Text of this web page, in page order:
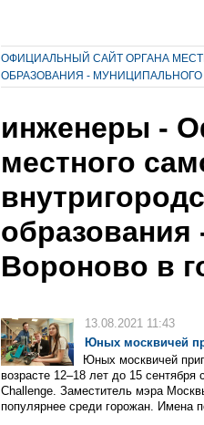
ОФИЦИАЛЬНЫЙ САЙТ ОРГАНА
ОБРАЗОВАНИЯ -
инженеры -
местного
образования
Вороново в
13.08.2021 11:43
Юных москвичей
Юных москвичей
возрасте 12–18 лет до 15 сентября
Challenge. Заместитель мэра
популярнее среди горожан. Имена